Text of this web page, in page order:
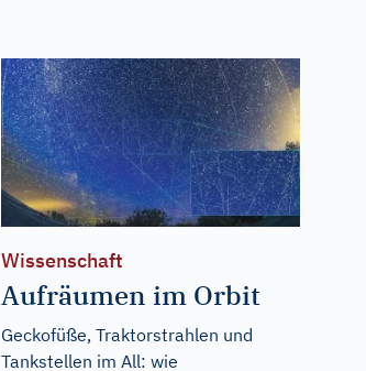
Wissenschaft
Aufräumen im Orbit
Geckofüße, Traktorstrahlen und
Tankstellen im All: wie